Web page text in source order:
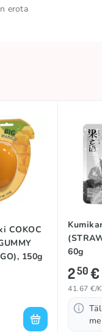
tuotteet
erota
COKOC
150g
60g
250€
41.67 €/